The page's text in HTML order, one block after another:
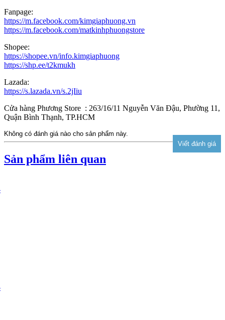
Fanpage:
https://m.facebook.com/kimgiaphuong.vn
https://m.facebook.com/matkinhphuongstore
Shopee:
https://shopee.vn/info.kimgiaphuong
https://shp.ee/t2kmukh
Lazada:
https://s.lazada.vn/s.2jIiu
Cửa hàng Phương Store : 263/16/11 Nguyễn Văn Đậu, Phường 11,
Quận Bình Thạnh, TP.HCM
Không có đánh giá nào cho sản phẩm này.
Sản phẩm liên quan